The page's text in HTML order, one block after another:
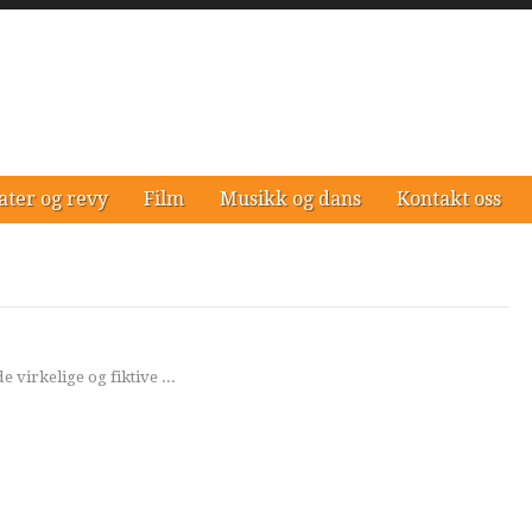
og revy Film Musikk og dans Kontakt oss
virkelige og fiktive ...